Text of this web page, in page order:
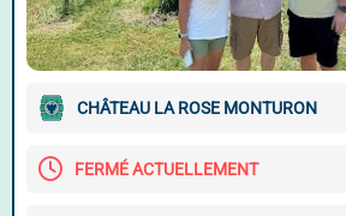
CHÂTEAU LA ROSE MONTURON
FERMÉ ACTUELLEMENT